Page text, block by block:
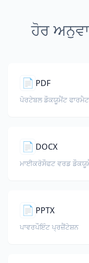
ਹੋਰ
📄 PDF
ਪੋਰਟੇਬਲ ਡੌਕਯੂਮੈਂਟ ਫਾਰਮੈਟ
📄 DOCX
ਮਾਈਕਰੋਸੌਫਟ ਵਰਡ
📄 PPTX
ਪਾਵਰਪੌਇੰਟ ਪ੍ਰਜ਼ੈਂਟੇਸ਼ਨ